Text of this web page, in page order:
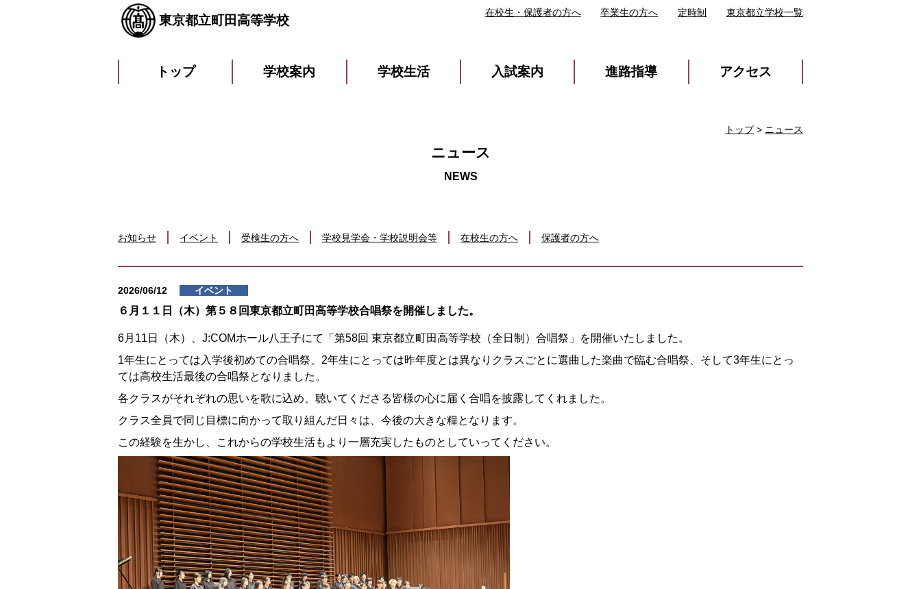
東京都立町田高等学校
トップ 学校案内 学校生活 入試案内 進路指導 アクセス
在校生・保護者の方へ 卒業生の方へ 東京都立学校一覧
定時制
トップ> ニュース
ニュース
お知らせ イベント 受検生の方へ 学校見学会・学校説明会等 在校生の方へ 保護者の方へ
2026/06/12 イベント
６月１１日（木）第５８回東京都立町田高等学校合唱祭を開催しました。
6月11日（木）、J:COMホール八王子にて「第58回 東京都立町田高等学校（全日制）合唱祭」を開催いたしました。
1年生にとっては入学後初めての合唱祭、2年生にとっては昨年度とは異なりクラスごとに選曲した楽曲で臨む合唱祭、そして3年生にとっ
ては高校生活最後の合唱祭となりました。
各クラスがそれぞれの思いを歌に込め、聴いてくださる皆様の心に届く合唱を披露してくれました。
クラス全員で同じ目標に向かって取り組んだ日々は、今後の大きな糧となります。
この経験を生かし、これからの学校生活もより一層充実したものとしていってください。